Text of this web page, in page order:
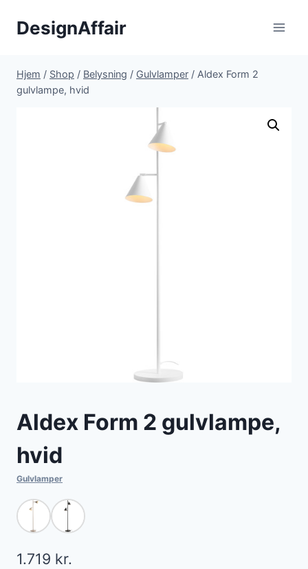
DesignAffair
Hjem / Shop / Belysning / Gulvlamper / Aldex Form 2
gulvlampe, hvid
Aldex Form 2 gulvlampe,
hvid
Gulvlamper
1.719 kr.